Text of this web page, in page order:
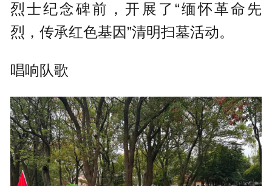
烈士纪念碑前，开展了“缅怀革命先
烈，传承红色基因”清明扫墓活动。
唱响队歌